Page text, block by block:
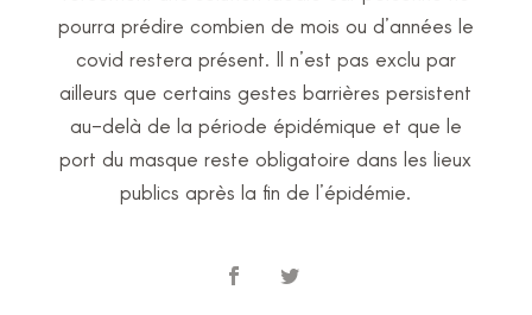
pourra prédire combien de mois ou d’années le
covid restera présent. Il n’est pas exclu par
ailleurs que certains gestes barrières persistent
au-delà de la période épidémique et que le
port du masque reste obligatoire dans les lieux
publics après la fin de l’épidémie.